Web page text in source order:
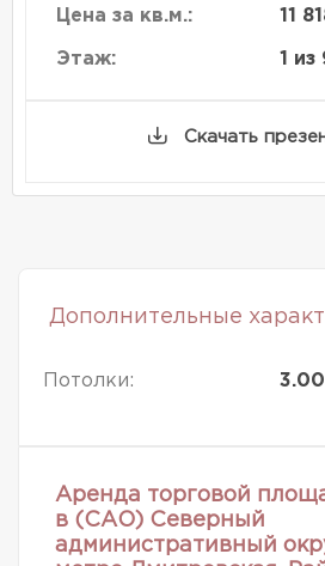
Цена за кв.м.: 11
Этаж: 1 из
Скачать
Дополнительные
Потолки: 3.00
Аренда торговой
в (САО) Северный
административный